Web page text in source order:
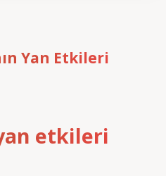
Yan Etkileri
etkileri